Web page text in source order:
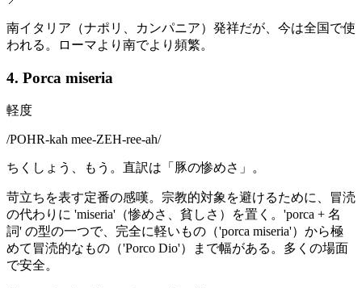
南イタリア（ナポリ、カンパニア）発祥だが、今は全国で使
われる。ローマより南でより頻繁。
4. Porca miseria
軽度
/POHR-kah mee-ZEH-ree-ah/
ちくしょう、もう。直訳は「豚の惨めさ」。
苛立ちを表す定番の感嘆。宗教的対象を避けるために、冒涜
の代わりに 'miseria'（惨めさ、貧しさ）を置く。'porca + 名
詞' の型の一つで、完全に軽いもの（'porca miseria'）から極
めて冒涜的なもの（'Porco Dio'）まで幅がある。多くの場面
で安全。